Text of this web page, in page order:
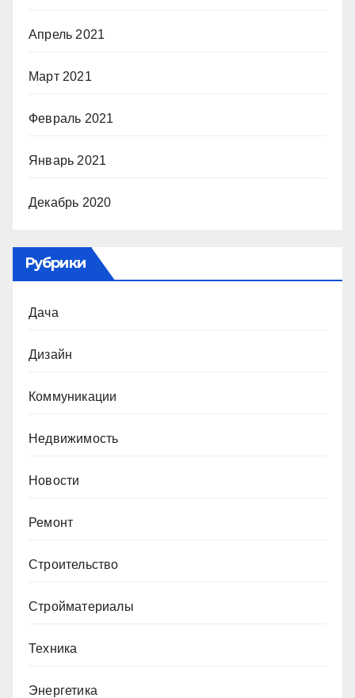
Апрель 2021
Март 2021
Февраль 2021
Январь 2021
Декабрь 2020
Рубрики
Дача
Дизайн
Коммуникации
Недвижимость
Новости
Ремонт
Строительство
Стройматериалы
Техника
Энергетика